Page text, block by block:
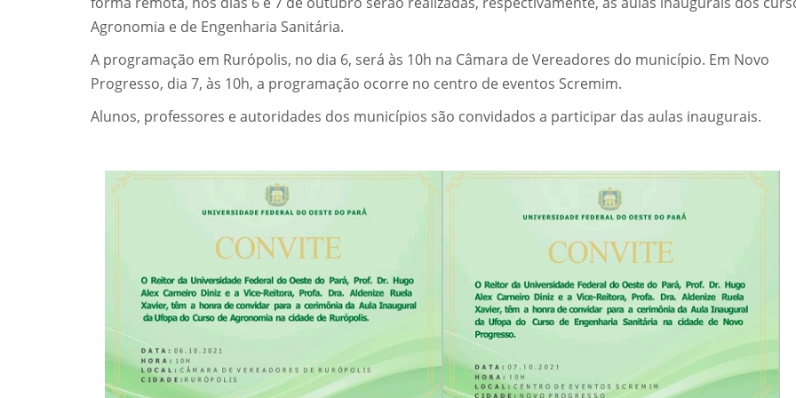
Agronomia e de Engenharia Sanitária.
A programação em Rurópolis, no dia 6, será às 10h na Câmara de Vereadores do município. Em Novo
Progresso, dia 7, às 10h, a programação ocorre no centro de eventos Scremim.
Alunos, professores e autoridades dos municípios são convidados a participar das aulas inaugurais.